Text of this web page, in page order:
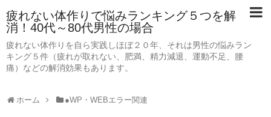
疲れない体作りで悩みランキング５つを解
消！40代～80代男性の場合
疲れない体作りを自ら実践しほぼ２０年、それは男性の悩みラン
キング５件（疲れが取れない、肥満、精力減退、運動不足、腰
痛）などの解消効果もあります。
ホーム ●WP・WEBエラー関連